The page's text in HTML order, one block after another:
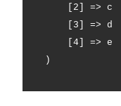
    [2] => c
    [3] => d
    [4] => e
)